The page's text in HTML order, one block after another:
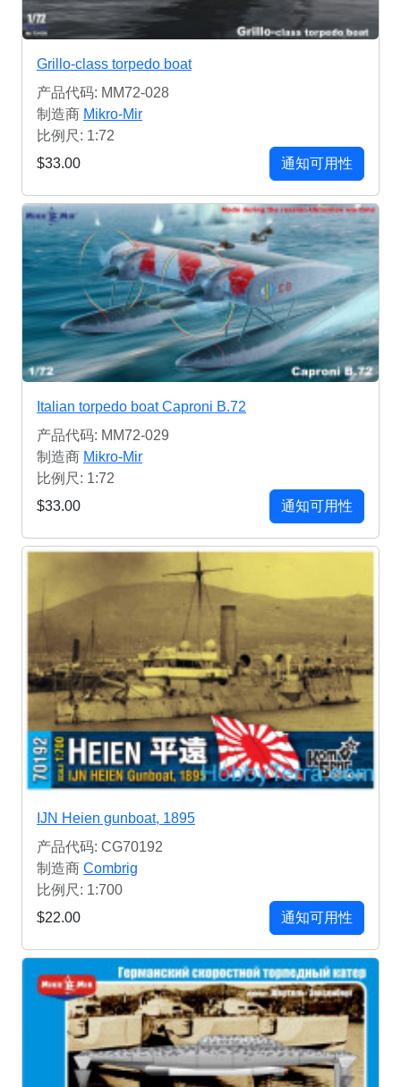
Grillo-class torpedo boat
产品代码: MM72-028
制造商 Mikro-Mir
比例尺: 1:72
$33.00
通知可用性
Italian torpedo boat Caproni B.72
产品代码: MM72-029
制造商 Mikro-Mir
比例尺: 1:72
$33.00
通知可用性
IJN Heien gunboat, 1895
产品代码: CG70192
制造商 Combrig
比例尺: 1:700
$22.00
通知可用性